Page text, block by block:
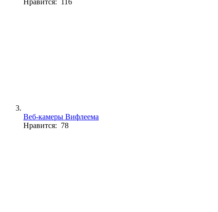
Нравится: 116
Веб-камеры Вифлеема
Нравится: 78